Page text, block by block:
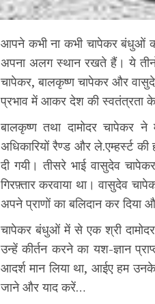
आपने कभी ना कभी चापेकर बंधुओं
अपना अलग स्थान रखते हैं। ये
चापेकर, बालकृष्ण चापेकर और
प्रभाव में आकर देश की स्वतंत्रता
बालकृष्ण तथा दामोदर चापेकर ने
अधिकारियों रैण्ड और ले.एम्हर्स्ट की
दी गयी। तीसरे भाई वासुदेव
गिरफ़्तार करवाया था। वासुदेव
अपने प्राणों का बलिदान कर दिया
चापेकर बंधुओं में से एक श्री
उन्हें कीर्तन करने का यश-ज्ञान
आदर्श मान लिया था, आईए हम
जाने और याद करें…